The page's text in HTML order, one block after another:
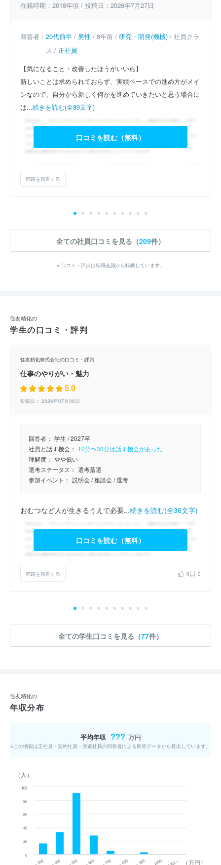
在籍時期：2018年頃 / 投稿日：2026年7月27日
回答者： 20代前半 / 男性 / 8年前 / 研究・開発(機械) / 社員クラ
ス / 正社員
【気になること・改善したほうがいい点】
新しいことは求められておらず、実績ベースでの進め方がメイ
ンなので、自分から新しく何かを進めていきたいと思う場合に
は...続きを読む(全89文字)
口コミを読む（無料）
問題を報告する
全ての社員口コミを見る（209件）
※ 口コミ・評点は転職会議から転載しています。
住友精化の
学生の口コミ・評判
住友精化株式会社の口コミ・評判
仕事のやりがい・魅力
5.0
投稿日： 2026年07月06日
回答者： 学生 / 2027卒
社員と話す機会： 10分〜30分は話す機会があった
理解度： やや低い
選考ステータス： 選考落選
参加イベント： 説明会/ 座談会/ 選考
おむつなど人が生きるうえで必要...続きを読む(全36文字)
口コミを読む（無料）
問題を報告する 0 0
全ての学生口コミを見る（77件）
住友精化の
年収分布
平均年収 ??? 万円
※この情報は正社員・契約社員・派遣社員の回答者による回答データから算出しています。
（万円）
（人）
~ 300
0
20
40
60
80
100